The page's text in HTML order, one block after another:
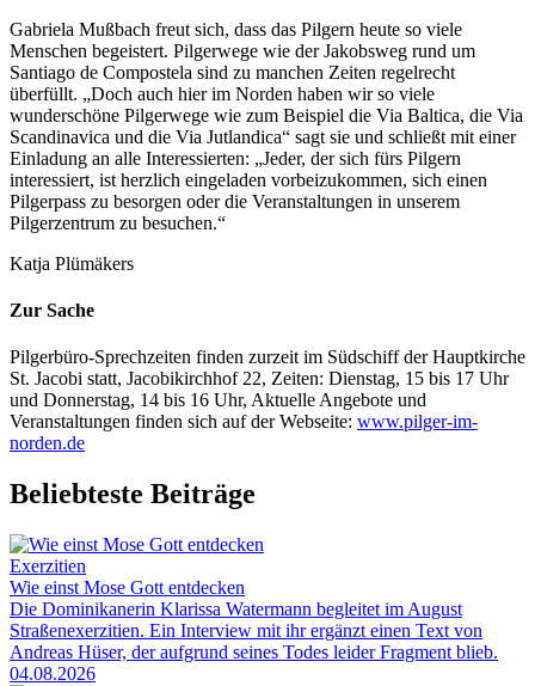
Gabriela Mußbach freut sich, dass das Pilgern heute so viele
Menschen begeistert. Pilgerwege wie der Jakobsweg rund um
Santiago de Compostela sind zu manchen Zeiten regelrecht
überfüllt. „Doch auch hier im Norden haben wir so viele
wunderschöne Pilgerwege wie zum Beispiel die Via Baltica, die Via
Scandinavica und die Via Jutlandica“ sagt sie und schließt mit einer
Einladung an alle Interessierten: „Jeder, der sich fürs Pilgern
interessiert, ist herzlich eingeladen vorbeizukommen, sich einen
Pilgerpass zu besorgen oder die Veranstaltungen in unserem
Pilgerzentrum zu besuchen.“
Katja Plümäkers
Zur Sache
Pilgerbüro-Sprechzeiten finden zurzeit im Südschiff der Hauptkirche
St. Jacobi statt, Jacobikirchhof 22, Zeiten: Dienstag, 15 bis 17 Uhr
und Donnerstag, 14 bis 16 Uhr, Aktuelle Angebote und
Veranstaltungen finden sich auf der Webseite: www.pilger-im-
norden.de
Beliebteste Beiträge
Exerzitien
Wie einst Mose Gott entdecken
Die Dominikanerin Klarissa Watermann begleitet im August
Straßenexerzitien. Ein Interview mit ihr ergänzt einen Text von
Andreas Hüser, der aufgrund seines Todes leider Fragment blieb.
04.08.2026